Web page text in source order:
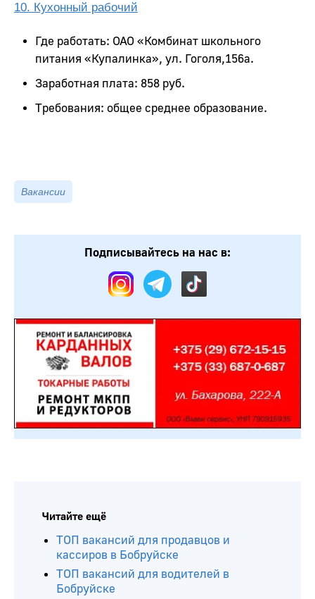
10. Кухонный рабочий
Где работать: ОАО «Комбинат школьного
питания «Купалинка», ул. Гоголя,156а.
Заработная плата: 858 руб.
Требования: общее среднее образование.
Вакансии
Подписывайтесь на нас в:
Читайте ещё
ТОП вакансий для продавцов и
кассиров в Бобруйске
ТОП вакансий для водителей в
Бобруйске